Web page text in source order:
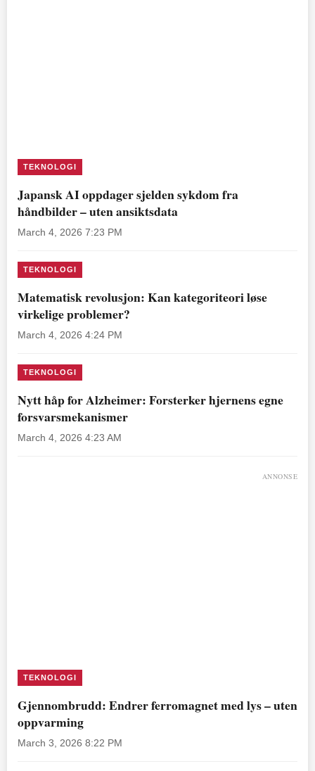
TEKNOLOGI
Japansk AI oppdager sjelden sykdom fra
håndbilder – uten ansiktsdata
March 4, 2026 7:23 PM
TEKNOLOGI
Matematisk revolusjon: Kan kategoriteori løse
virkelige problemer?
March 4, 2026 4:24 PM
TEKNOLOGI
Nytt håp for Alzheimer: Forsterker hjernens egne
forsvarsmekanismer
March 4, 2026 4:23 AM
ANNONSE
TEKNOLOGI
Gjennombrudd: Endrer ferromagnet med lys – uten
oppvarming
March 3, 2026 8:22 PM